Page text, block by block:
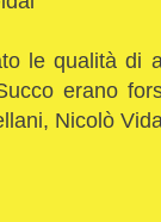
le qualità di
erano
Nicolò